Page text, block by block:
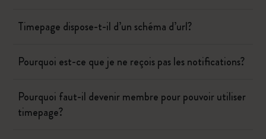
Timepage dispose-t-il d’un schéma d’url?
Pourquoi est-ce que je ne reçois pas les notifications?
Pourquoi faut-il devenir membre pour pouvoir utiliser
timepage?